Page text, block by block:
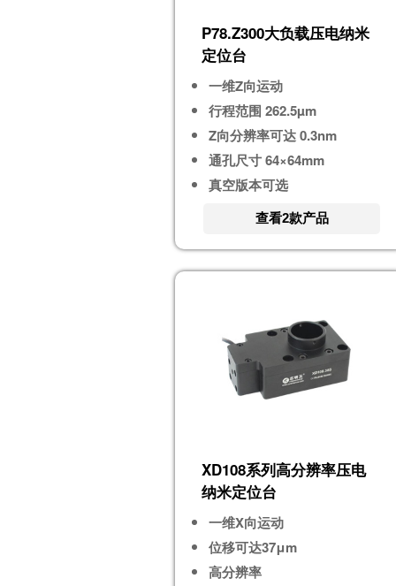
P78.Z300大负载压电纳米
定位台
一维Z向运动
行程范围 262.5µm
Z向分辨率可达 0.3nm
通孔尺寸 64×64mm
真空版本可选
查看2款产品
XD108系列高分辨率压电
纳米定位台
一维X向运动
位移可达37μm
高分辨率